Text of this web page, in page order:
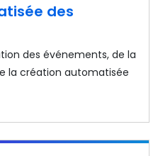
des
des événements, de la
la création automatisée